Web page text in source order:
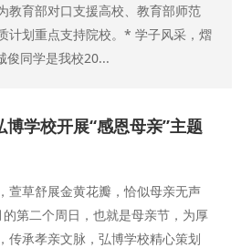
教育部对口支援高校、教育部师范
计划重点支持院校。* 学子风采，熠
俊同学是我校20...
学校开展“感恩母亲”主题
萱草舒展金黄花瓣，恰似母亲无声
第二个周日，也就是母亲节，为厚
传承孝亲文脉，弘博学校精心策划